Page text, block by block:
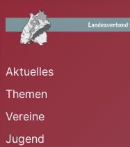
Aktuelles
Themen
Vereine
Jugend